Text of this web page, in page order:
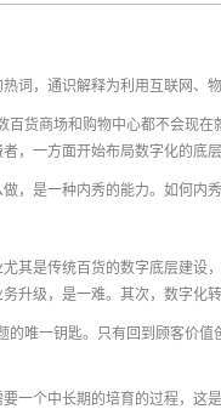
词，通识解释为利用互联网、
百货商场和购物中心都不会现
，一方面开始布局数字化的底
，是一种内秀的能力。如何内
其是传统百货的数字底层建设
升级，是一难。其次，数字化
的唯一钥匙。只有回到顾客价
一个中长期的培育的过程，这